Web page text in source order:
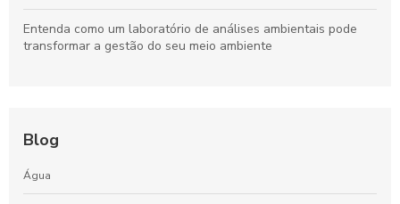
Entenda como um laboratório de análises ambientais pode
transformar a gestão do seu meio ambiente
Blog
Água